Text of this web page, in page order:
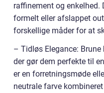
raffinement og
formelt eller afslappet
forskellige måder for at
– Tidløs Elegance:
der gør dem perfekte til
er en forretningsmøde
neutrale farve